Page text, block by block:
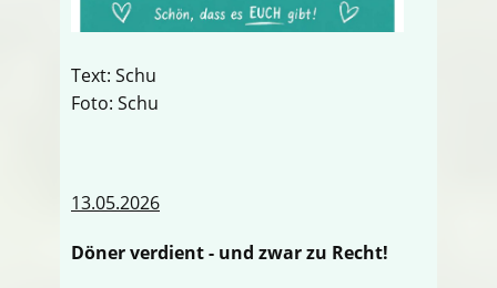
Text: Schu
Foto: Schu
13.05.2026
Döner verdient - und zwar zu Recht!